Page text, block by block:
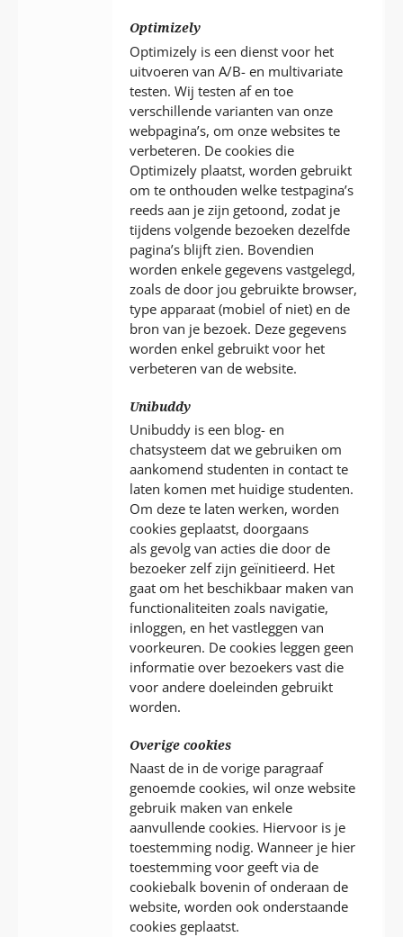
Optimizely
Optimizely is een dienst voor het
uitvoeren van A/B- en multivariate
testen. Wij testen af en toe
verschillende varianten van onze
webpagina’s, om onze websites te
verbeteren. De cookies die
Optimizely plaatst, worden gebruikt
om te onthouden welke testpagina’s
reeds aan je zijn getoond, zodat je
tijdens volgende bezoeken dezelfde
pagina’s blijft zien. Bovendien
worden enkele gegevens vastgelegd,
zoals de door jou gebruikte browser,
type apparaat (mobiel of niet) en de
bron van je bezoek. Deze gegevens
worden enkel gebruikt voor het
verbeteren van de website.
Unibuddy
Unibuddy is een blog- en
chatsysteem dat we gebruiken om
aankomend studenten in contact te
laten komen met huidige studenten.
Om deze te laten werken, worden
cookies geplaatst, doorgaans
als gevolg van acties die door de
bezoeker zelf zijn geïnitieerd. Het
gaat om het beschikbaar maken van
functionaliteiten zoals navigatie,
inloggen, en het vastleggen van
voorkeuren. De cookies leggen geen
informatie over bezoekers vast die
voor andere doeleinden gebruikt
worden.
Overige cookies
Naast de in de vorige paragraaf
genoemde cookies, wil onze website
gebruik maken van enkele
aanvullende cookies. Hiervoor is je
toestemming nodig. Wanneer je hier
toestemming voor geeft via de
cookiebalk bovenin of onderaan de
website, worden ook onderstaande
cookies geplaatst.